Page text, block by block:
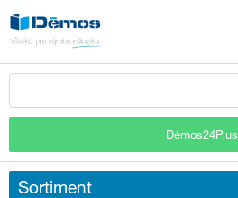
Démos24Plus
Sortiment